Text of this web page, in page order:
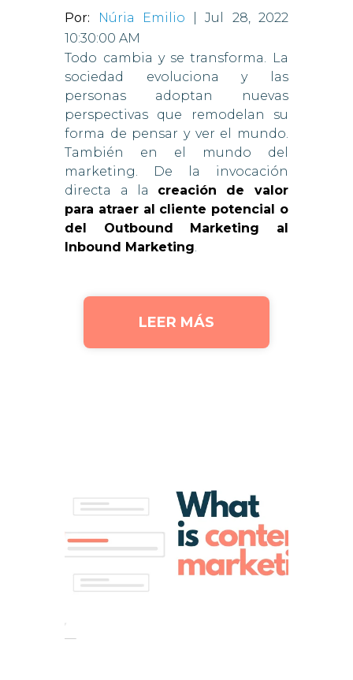
Por: Núria Emilio | Jul 28, 2022
10:30:00 AM
Todo cambia y se transforma. La
sociedad evoluciona y las
personas adoptan nuevas
perspectivas que remodelan su
forma de pensar y ver el mundo.
También en el mundo del
marketing. De la invocación
directa a la creación de valor
para atraer al cliente potencial o
del Outbound Marketing al
Inbound Marketing.
LEER MÁS